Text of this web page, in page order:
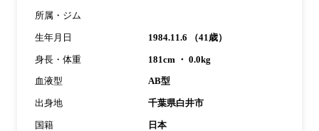
所属・ジム
生年月日 1984.11.6 （41歳）
身長・体重 181cm ・ 0.0kg
血液型 AB型
出身地 千葉県白井市
国籍 日本